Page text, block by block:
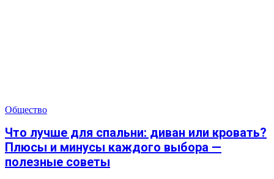
Общество
Что лучше для спальни: диван или кровать?
Плюсы и минусы каждого выбора —
полезные советы